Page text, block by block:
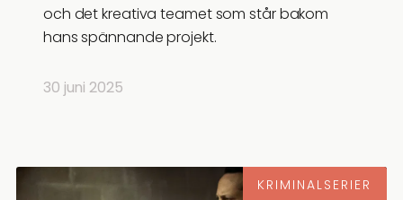
och det kreativa teamet som står bakom
hans spännande projekt.
30 juni 2025
KRIMINALSERIER